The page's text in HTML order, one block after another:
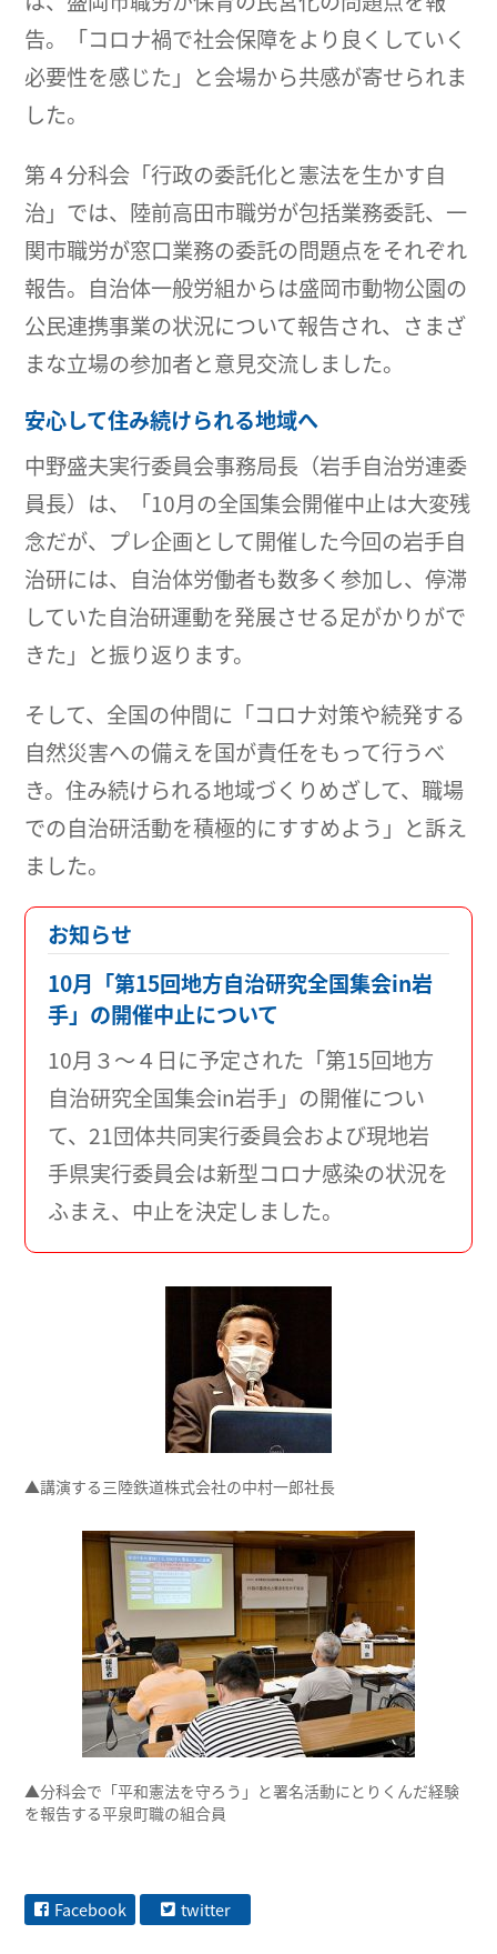
告。「コロナ禍で社会保障をより良くしていく
必要性を感じた」と会場から共感が寄せられま
した。
第４分科会「行政の委託化と憲法を生かす自
治」では、陸前高田市職労が包括業務委託、一
関市職労が窓口業務の委託の問題点をそれぞれ
報告。自治体一般労組からは盛岡市動物公園の
公民連携事業の状況について報告され、さまざ
まな立場の参加者と意見交流しました。
安心して住み続けられる地域へ
中野盛夫実行委員会事務局長（岩手自治労連委
員長）は、「10月の全国集会開催中止は大変残
念だが、プレ企画として開催した今回の岩手自
治研には、自治体労働者も数多く参加し、停滞
していた自治研運動を発展させる足がかりがで
きた」と振り返ります。
そして、全国の仲間に「コロナ対策や続発する
自然災害への備えを国が責任をもって行うべ
き。住み続けられる地域づくりめざして、職場
での自治研活動を積極的にすすめよう」と訴え
ました。
お知らせ
10月「第15回地方自治研究全国集会in岩
手」の開催中止について
10月３～４日に予定された「第15回地方
自治研究全国集会in岩手」の開催につい
て、21団体共同実行委員会および現地岩
手県実行委員会は新型コロナ感染の状況を
ふまえ、中止を決定しました。
▲講演する三陸鉄道株式会社の中村一郎社長
▲分科会で「平和憲法を守ろう」と署名活動にとりくんだ経験
を報告する平泉町職の組合員
Facebook twitter